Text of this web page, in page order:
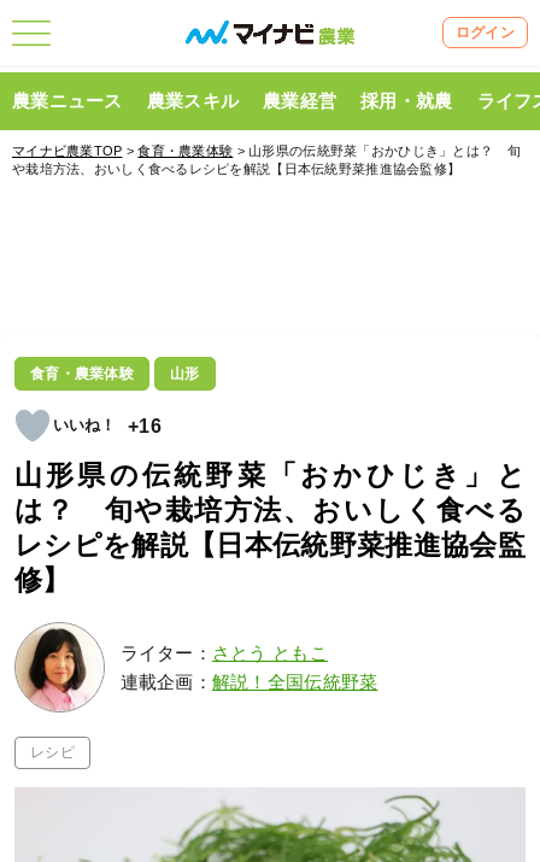
ログイン
農業ニュース 農業スキル 農業経営 採用・就農 ライフ
マイナビ農業TOP >食育・農業体験 > 山形県の伝統野菜「おかひじき」とは？ 旬
や栽培方法、おいしく食べるレシピを解説【日本伝統野菜推進協会監修】
食育・農業体験 山形
+16
山形県の伝統野菜「おかひじき」と
は？ 旬や栽培方法、おいしく食べる
レシピを解説【日本伝統野菜推進協会監
修】
ライター： さとう ともこ
連載企画： 解説！全国伝統野菜
レシピ